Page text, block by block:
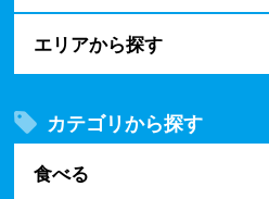
エリアから探す
カテゴリから探す
食べる